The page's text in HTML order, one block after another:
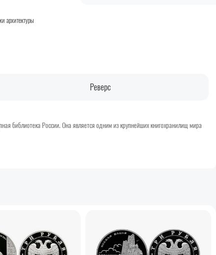
архитектуры
Реверс
библиотека России. Она является одним из крупнейших книгохранилищ мира